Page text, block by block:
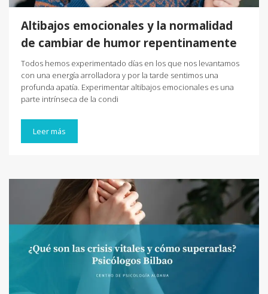
Altibajos emocionales y la normalidad
de cambiar de humor repentinamente
Todos hemos experimentado días en los que nos levantamos
con una energía arrolladora y por la tarde sentimos una
profunda apatía. Experimentar altibajos emocionales es una
parte intrínseca de la condi
Leer más